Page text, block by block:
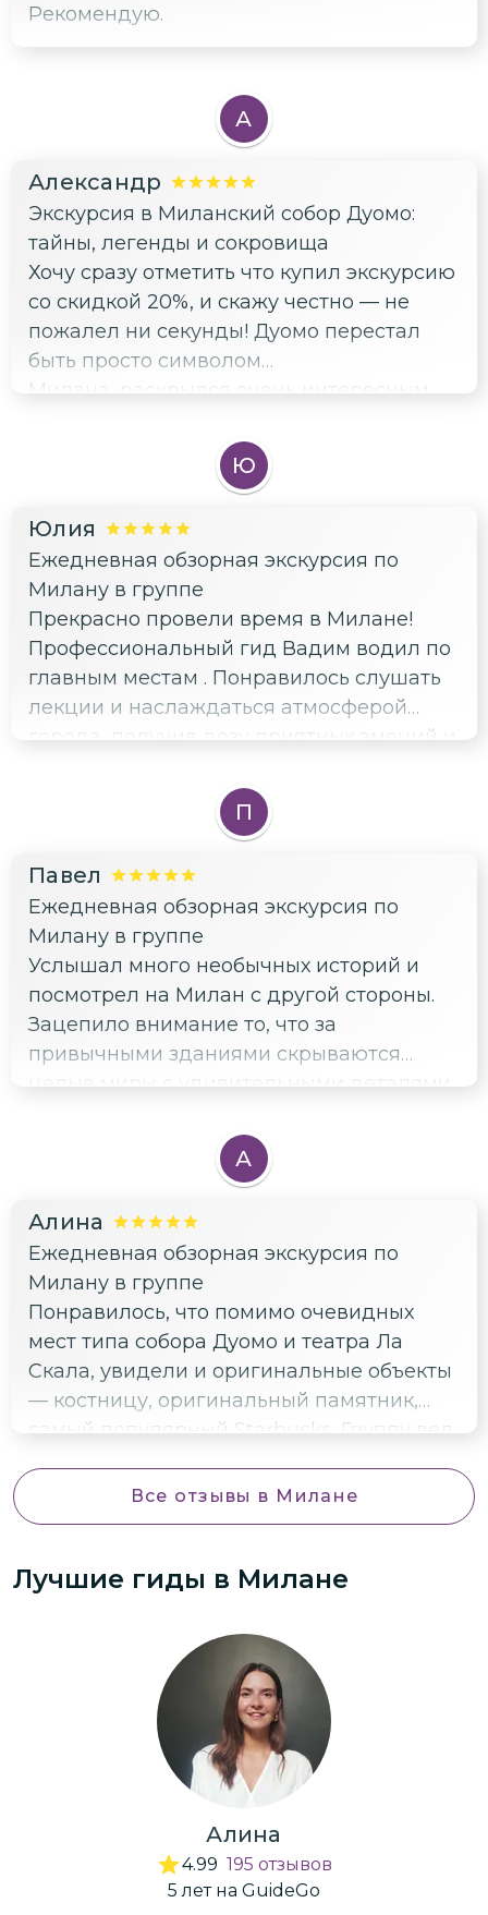
Рекомендую.
А
Александр
Экскурсия в Миланский собор Дуомо:
тайны, легенды и сокровища
Хочу сразу отметить что купил экскурсию
со скидкой 20%, и скажу честно — не
пожалел ни секунды! Дуомо перестал
быть просто символом
Милана...раскрылся очень интересным
высочайшего уровня, объяснил всё так
что теперь храм предстал передо мной
города. Такуя экскурсию рекомендую
каждому!
Ю
Юлия
Ежедневная обзорная экскурсия по
Милану в группе
Прекрасно провели время в Милане!
Профессиональный гид Вадим водил по
главным местам . Понравилось слушать
лекции и наслаждаться атмосферой
города, получив дозу приятных эмоций и
П
Павел
Ежедневная обзорная экскурсия по
Милану в группе
Услышал много необычных историй и
посмотрел на Милан с другой стороны.
Зацепило внимание то, что за
привычными зданиями скрываются
А
Алина
Ежедневная обзорная экскурсия по
Милану в группе
Понравилось, что помимо очевидных
мест типа собора Дуомо и театра Ла
Скала, увидели и оригинальные объекты
— костницу, оригинальный памятник,
самый популярный Starbucks. Группу вел
активно вовлекал участников в диалог.
Провели время весело и продуктивно.
Все отзывы в Милане
Лучшие гиды в Милане
Алина
4.99 195 отзывов
5 летна GuideGo